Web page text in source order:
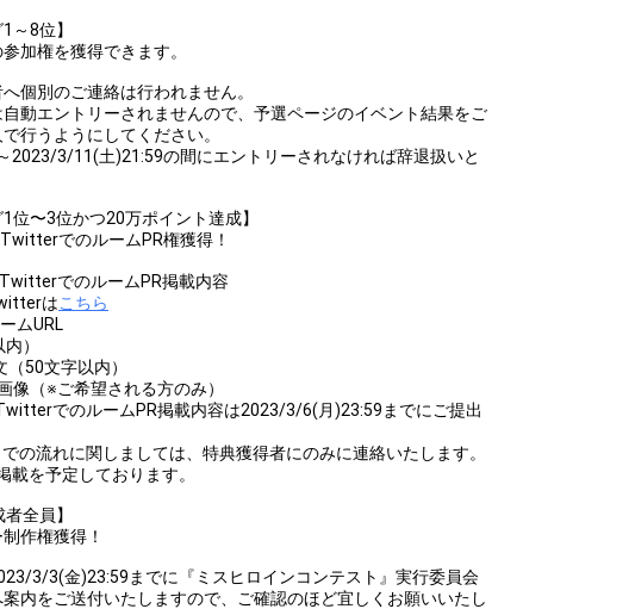
Please refrain from posting comments that may offend performers or
～8位】
加権を獲得できます。
個別のご連絡は行われません。
動エントリーされませんので、予選ページのイベント結果をご
行うようにしてください。
2023/3/11(土)21:59の間にエントリーされなければ辞退扱いと
1位〜3位かつ20万ポイント達成】
TwitterでのルームPR権獲得！
でのルームPR掲載内容
はこちら
ムURL
）
（50文字以内）
像（※ご希望される方のみ）
でのルームPR掲載内容は2023/3/6(月)23:59までにご提出
の流れに関しましては、特典獲得者にのみに連絡いたします。
を予定しております。
全員】
作権獲得！
3/3(金)23:59までに『ミスヒロインコンテスト』実行委員会
内をご送付いたしますので、ご確認のほど宜しくお願いいたし